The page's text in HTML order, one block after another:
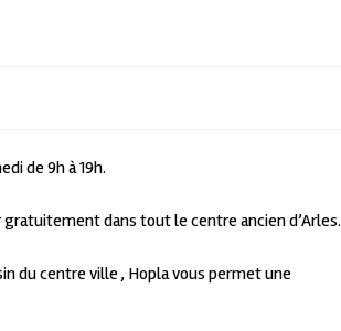
de 9h à 19h.
dans tout le centre ancien d’Arles.
du centre ville , Hopla vous permet une